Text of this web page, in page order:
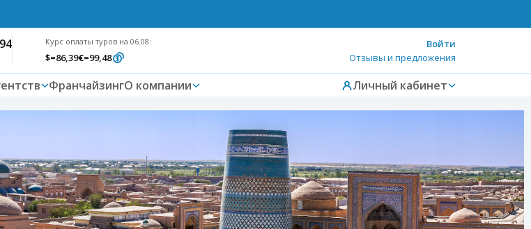
Курс оплаты туров на 06.08:
$=86,39€=99,48
Войти
Отзывы и предложения
ФранчайзингО компании Личный кабинет